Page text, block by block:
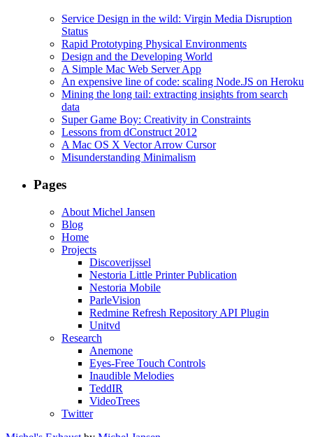
Service Design in the wild: Virgin Media Disruption
Status
Rapid Prototyping Physical Environments
Design and the Developing World
A Simple Mac Web Server App
An expensive line of code: scaling Node.JS on Heroku
Mining the long tail: extracting insights from search
data
Super Game Boy: Creativity in Constraints
Lessons from dConstruct 2012
A Mac OS X Vector Arrow Cursor
Misunderstanding Minimalism
Pages
About Michel Jansen
Blog
Home
Projects
Discoverijssel
Nestoria Little Printer Publication
Nestoria Mobile
ParleVision
Redmine Refresh Repository API Plugin
Unitvd
Research
Anemone
Eyes-Free Touch Controls
Inaudible Melodies
TeddIR
VideoTrees
Twitter